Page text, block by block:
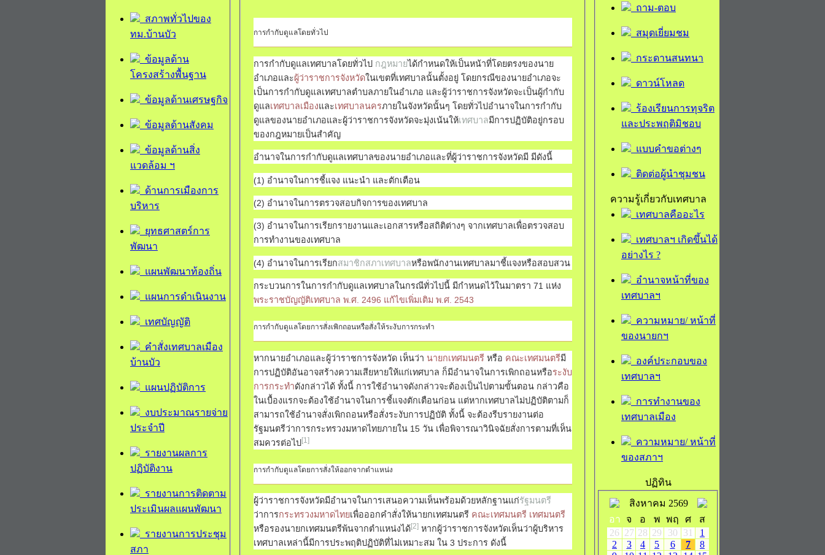
สภาพทั่วไปของ
ทม.บ้านบัว
ข้อมูลด้าน
โครงสร้างพื้นฐาน
ข้อมูลด้านเศรษฐกิจ
ข้อมูลด้านสังคม
ข้อมูลด้านสิ่ง
แวดล้อม ฯ
ด้านการเมืองการ
บริหาร
ยุทธศาสตร์การ
พัฒนา
แผนพัฒนาท้องถิ่น
แผนการดำเนินงาน
เทศบัญญัติ
คำสั่งเทศบาลเมือง
บ้านบัว
แผนปฏิบัติการ
งบประมาณรายจ่าย
ประจำปี
รายงานผลการ
ปฏิบัติงาน
รายงานการติดตาม
ประเมินผลแผนพัฒนา
รายงานการประชุม
สภา
การกำกับดูแลโดยทั่วไป
การกำกับดูแลเทศบาลโดยทั่วไป กฎหมายได้กำหนดให้เป็นหน้าที่โดยตรงของนาย
อำเภอและผู้ว่าราชการจังหวัดในเขตที่เทศบาลนั้นตั้งอยู่ โดยกรณีของนายอำเภอจะ
เป็นการกำกับดูแลเทศบาลตำบลภายในอำเภอ และผู้ว่าราชการจังหวัดจะเป็นผู้กำกับ
ดูแลเทศบาลเมืองและเทศบาลนครภายในจังหวัดนั้นๆ โดยทั่วไปอำนาจในการกำกับ
ดูแลของนายอำเภอและผู้ว่าราชการจังหวัดจะมุ่งเน้นให้เทศบาลมีการปฏิบัติอยู่กรอบ
ของกฎหมายเป็นสำคัญ
อำนาจในการกำกับดูแลเทศบาลของนายอำเภอและที่ผู้ว่าราชการจังหวัดมี มีดังนี้
(1) อำนาจในการชี้แจง แนะนำ และตักเตือน
(2) อำนาจในการตรวจสอบกิจการของเทศบาล
(3) อำนาจในการเรียกรายงานและเอกสารหรือสถิติต่างๆ จากเทศบาลเพื่อตรวจสอบ
การทำงานของเทศบาล
(4) อำนาจในการเรียกสมาชิกสภาเทศบาลหรือพนักงานเทศบาลมาชี้แจงหรือสอบสวน
กระบวนการในการกำกับดูแลเทศบาลในกรณีทั่วไปนี้ มีกำหนดไว้ในมาตรา 71 แห่ง
พระราชบัญญัติเทศบาล พ.ศ. 2496 แก้ไขเพิ่มเติม พ.ศ. 2543
การกำกับดูแลโดยการสั่งเพิกถอนหรือสั่งให้ระงับการกระทำ
หากนายอำเภอและผู้ว่าราชการจังหวัด เห็นว่า นายกเทศมนตรี หรือ คณะเทศมนตรีมี
การปฏิบัติอันอาจสร้างความเสียหายให้แก่เทศบาล ก็มีอำนาจในการเพิกถอนหรือระงับ
การกระทำดังกล่าวได้ ทั้งนี้ การใช้อำนาจดังกล่าวจะต้องเป็นไปตามขั้นตอน กล่าวคือ
ในเบื้องแรกจะต้องใช้อำนาจในการชี้แจงตักเตือนก่อน แต่หากเทศบาลไม่ปฏิบัติตามก็
สามารถใช้อำนาจสั่งเพิกถอนหรือสั่งระงับการปฏิบัติ ทั้งนี้ จะต้องรีบรายงานต่อ
รัฐมนตรีว่าการกระทรวงมหาดไทยภายใน 15 วัน เพื่อพิจารณาวินิจฉัยสั่งการตามที่เห็น
สมควรต่อไป [1]
การกำกับดูแลโดยการสั่งให้ออกจากตำแหน่ง
ผู้ว่าราชการจังหวัดมีอำนาจในการเสนอความเห็นพร้อมด้วยหลักฐานแก่รัฐมนตรี
ว่าการกระทรวงมหาดไทยเพื่อออกคำสั่งให้นายกเทศมนตรี คณะเทศมนตรี เทศมนตรี
หรือรองนายกเทศมนตรีพ้นจากตำแหน่งได้[2] หากผู้ว่าราชการจังหวัดเห็นว่าผู้บริหาร
เทศบาลเหล่านี้มีการประพฤติปฏิบัติที่ไม่เหมาะสม ใน 3 ประการ ดังนี้
ถาม-ตอบ
สมุดเยี่ยมชม
กระดานสนทนา
ดาวน์โหลด
ร้องเรียนการทุจริต
และประพฤติมิชอบ
แบบคำขอต่างๆ
ติดต่อผู้นำชุมชน
ความรู้เกี่ยวกับเทศบาล
เทศบาลคืออะไร
เทศบาลฯ เกิดขึ้นได้
อย่างไร ?
อำนาจหน้าที่ของ
เทศบาลฯ
ความหมาย/ หน้าที่
ของนายกฯ
องค์ประกอบของ
เทศบาลฯ
การทำงานของ
เทศบาลเมือง
ความหมาย/ หน้าที่
ของสภาฯ
ปฏิทิน
สิงหาคม 2569
อา
จ อ พ พฤ ศ
ส
26 27 28 29 30 31
1
2
3 4 5 6 7
8